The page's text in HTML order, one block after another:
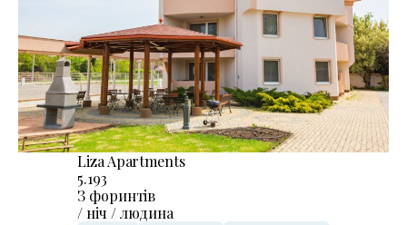
Liza Apartments
5.193
З форинтів
/ ніч / людина